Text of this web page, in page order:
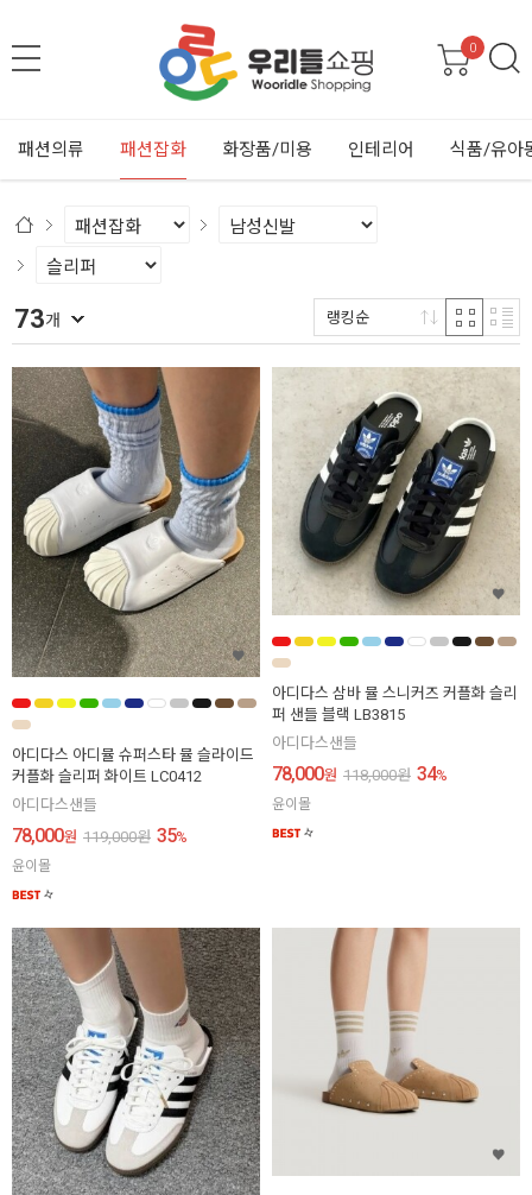
0
패션의류 패션잡화 화장품/미용 인테리어 식품/유아
73개 랭킹순
아디다스 아디뮬 슈퍼스타 뮬 슬라이드
커플화 슬리퍼 화이트 LC0412
아디다스샌들
78,000원 119,000원 35%
윤이몰
아디다스 삼바 뮬 스니커즈 커플화 슬리
퍼 샌들 블랙 LB3815
아디다스샌들
78,000원 118,000원 34%
윤이몰